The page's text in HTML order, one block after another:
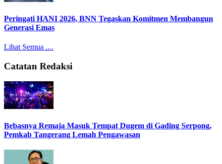
Peringati HANI 2026, BNN Tegaskan Komitmen Membangun
Generasi Emas
Lihat Semua ....
Catatan Redaksi
Bebasnya Remaja Masuk Tempat Dugem di Gading Serpong,
Pemkab Tangerang Lemah Pengawasan